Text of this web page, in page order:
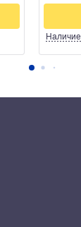
Наличие